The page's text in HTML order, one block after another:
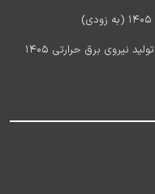
آخرین اخبار استخدام شرکت مادر تخصصی تولید نیروی برق حرارتی 1405